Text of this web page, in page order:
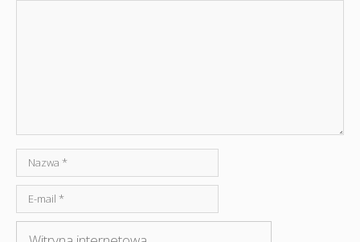
Nazwa
mail